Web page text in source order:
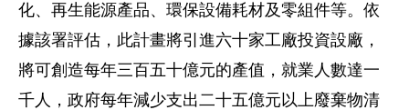
化、再生能源產品、環保設備耗材及零組件等。依
據該署評估，此計畫將引進六十家工廠投資設廠，
將可創造每年三百五十億元的產值，就業人數達一
千人，政府每年減少支出二十五億元以上廢棄物清